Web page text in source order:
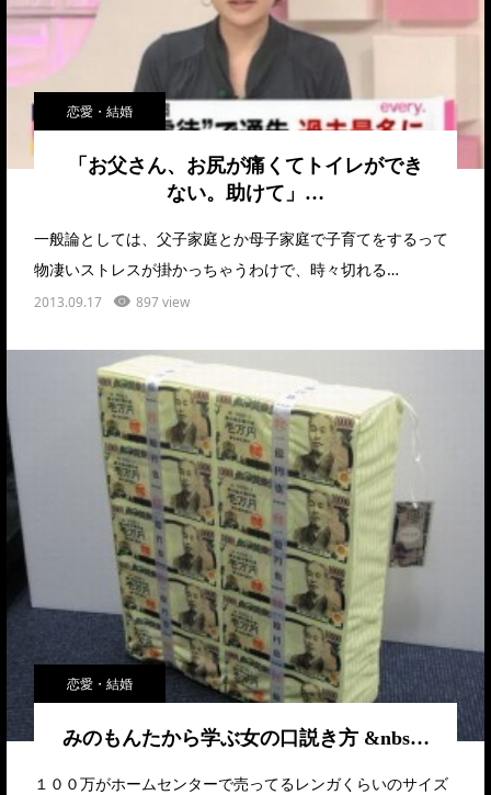
恋愛・結婚
「お父さん、お尻が痛くてトイレができ
ない。助けて」…
一般論としては、父子家庭とか母子家庭で子育てをするって
物凄いストレスが掛かっちゃうわけで、時々切れる…
2013.09.17 897 view
恋愛・結婚
みのもんたから学ぶ女の口説き方 &nbs…
１００万がホームセンターで売ってるレンガくらいのサイズ